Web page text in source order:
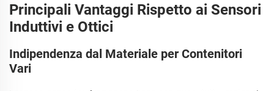
Principali Vantaggi Rispetto ai Sensori
Induttivi e Ottici
Indipendenza dal Materiale per Contenitori
Vari